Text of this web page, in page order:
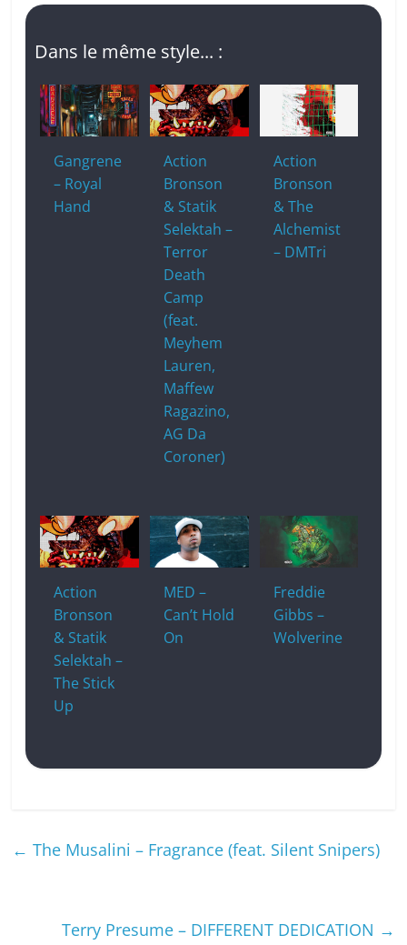
c
e
b
o
o
k
a
p
c
h
at
at
s
A
p
p
p
y
Li
n
k
ta
er
Dans le même style... :
Gangrene
– Royal
Hand
Action
Bronson
& Statik
Selektah –
Terror
Death
Camp
(feat.
Meyhem
Lauren,
Maffew
Ragazino,
AG Da
Coroner)
Action
Bronson
& The
Alchemist
– DMTri
Action
Bronson
& Statik
Selektah –
The Stick
Up
MED –
Can’t Hold
On
Freddie
Gibbs –
Wolverine
← The Musalini – Fragrance (feat. Silent Snipers)
Terry Presume – DIFFERENT DEDICATION →